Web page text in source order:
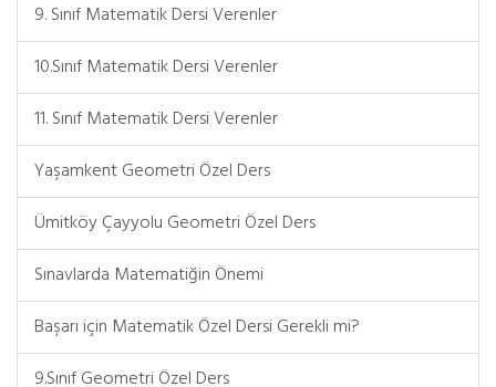
9. Sınıf Matematik Dersi Verenler
10.Sınıf Matematik Dersi Verenler
11. Sınıf Matematik Dersi Verenler
Yaşamkent Geometri Özel Ders
Ümitköy Çayyolu Geometri Özel Ders
Sınavlarda Matematiğin Önemi
Başarı için Matematik Özel Dersi Gerekli mi?
9.Sınıf Geometri Özel Ders